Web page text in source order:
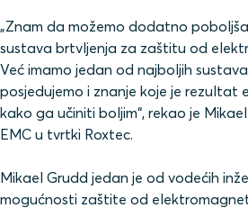
„Znam da možemo dodatno
sustava brtvljenja za zaštitu od
Već imamo jedan od najboljih
posjedujemo i znanje koje je rezultat
kako ga učiniti boljim“, rekao je
EMC u tvrtki Roxtec.
Mikael Grudd jedan je od vodećih
mogućnosti zaštite od